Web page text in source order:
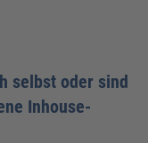
selbst oder sind
Inhouse-